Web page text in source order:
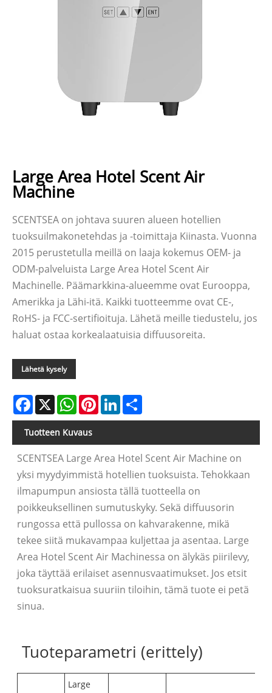
Large Area Hotel Scent Air
Machine
SCENTSEA on johtava suuren alueen hotellien
tuoksuilmakonetehdas ja -toimittaja Kiinasta. Vuonna
2015 perustetulla meillä on laaja kokemus OEM- ja
ODM-palveluista Large Area Hotel Scent Air
Machinelle. Päämarkkina-alueemme ovat Eurooppa,
Amerikka ja Lähi-itä. Kaikki tuotteemme ovat CE-,
RoHS- ja FCC-sertifioituja. Lähetä meille tiedustelu, jos
haluat ostaa korkealaatuisia diffuusoreita.
Lähetä kysely
Facebook
X WhatsAppPinterestLinkedIn
Tuotteen Kuvaus
SCENTSEA Large Area Hotel Scent Air Machine on
yksi myydyimmistä hotellien tuoksuista. Tehokkaan
ilmapumpun ansiosta tällä tuotteella on
poikkeuksellinen sumutuskyky. Sekä diffuusorin
rungossa että pullossa on kahvarakenne, mikä
tekee siitä mukavampaa kuljettaa ja asentaa. Large
Area Hotel Scent Air Machinessa on älykäs piirilevy,
joka täyttää erilaiset asennusvaatimukset. Jos etsit
tuoksuratkaisua suuriin tiloihin, tämä tuote ei petä
sinua.
Tuoteparametri (erittely)
Large